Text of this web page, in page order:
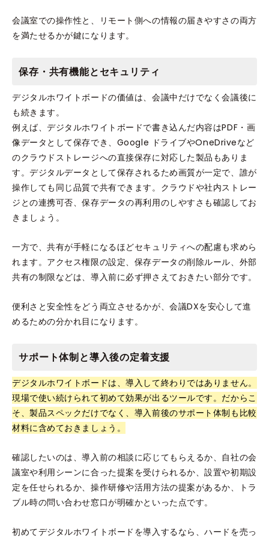
会議室での操作性と、リモート側への情報の届きやすさの両方
を満たせるかが鍵になります。
保存・共有機能とセキュリティ
デジタルホワイトボードの価値は、会議中だけでなく会議後に
も続きます。
例えば、デジタルホワイトボードで書き込んだ内容はPDF・画
像データとして保存でき、Google ドライブやOneDriveなど
のクラウドストレージへの直接保存に対応した製品もありま
す。デジタルデータとして保存されるため画質が一定で、誰が
操作しても同じ品質で共有できます。クラウドや社内ストレー
ジとの連携可否、保存データの再利用のしやすさも確認してお
きましょう。
一方で、共有が手軽になるほどセキュリティへの配慮も求めら
れます。アクセス権限の設定、保存データの削除ルール、外部
共有の制限などは、導入前に必ず押さえておきたい部分です。
便利さと安全性をどう両立させるかが、会議DXを安心して進
めるための分かれ目になります。
サポート体制と導入後の定着支援
デジタルホワイトボードは、導入して終わりではありません。
現場で使い続けられて初めて効果が出るツールです。だからこ
そ、製品スペックだけでなく、導入前後のサポート体制も比較
材料に含めておきましょう。
確認したいのは、導入前の相談に応じてもらえるか、自社の会
議室や利用シーンに合った提案を受けられるか、設置や初期設
定を任せられるか、操作研修や活用方法の提案があるか、トラ
ブル時の問い合わせ窓口が明確かといった点です。
初めてデジタルホワイトボードを導入するなら、ハードを売っ